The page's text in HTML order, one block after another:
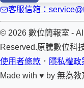
客服信箱：
© 2026 數位簡報室 -
Reserved.原騰數位科
使用者條款 ． 隱私權政
Made with ♥ by 無為教